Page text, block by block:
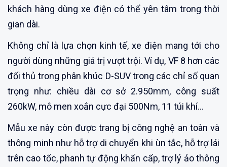
khách hàng dùng xe điện có thể yên tâm trong thời
gian dài.
Không chỉ là lựa chọn kinh tế, xe điện mang tới cho
người dùng những giá trị vượt trội. Ví dụ, VF 8 hơn các
đối thủ trong phân khúc D-SUV trong các chỉ số quan
trọng như: chiều dài cơ sở 2.950mm, công suất
260kW, mô men xoắn cực đại 500Nm, 11 túi khí…
Mẫu xe này còn được trang bị công nghệ an toàn và
thông minh như hỗ trợ di chuyển khi ùn tắc, hỗ trợ lái
trên cao tốc, phanh tự động khẩn cấp, trợ lý ảo thông